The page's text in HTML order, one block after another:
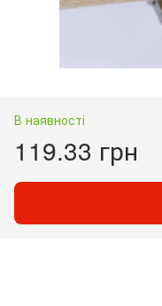
В наявності
119.33 грн